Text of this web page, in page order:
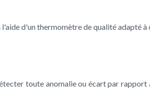
d'un thermomètre de qualité adapté
toute anomalie ou écart par